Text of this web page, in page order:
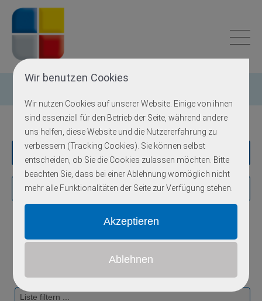
Wir benutzen Cookies
Wir nutzen Cookies auf unserer Website. Einige von ihnen
sind essenziell für den Betrieb der Seite, während andere
uns helfen, diese Website und die Nutzererfahrung zu
verbessern (Tracking Cookies). Sie können selbst
entscheiden, ob Sie die Cookies zulassen möchten. Bitte
beachten Sie, dass bei einer Ablehnung womöglich nicht
mehr alle Funktionalitäten der Seite zur Verfügung stehen.
Erkrankungen
Gene
V